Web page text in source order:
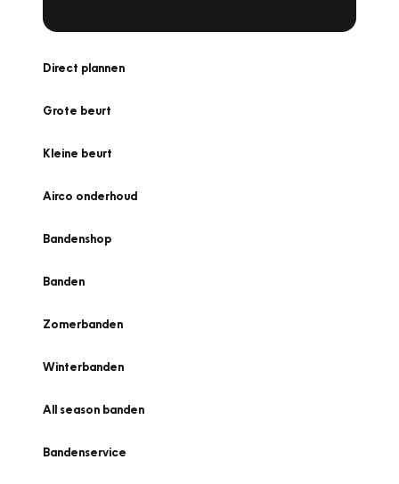
Direct plannen
Grote beurt
Kleine beurt
Airco onderhoud
Bandenshop
Banden
Zomerbanden
Winterbanden
All season banden
Bandenservice